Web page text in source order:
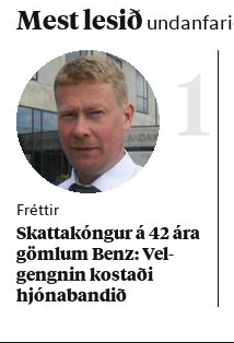
Mest lesið
1
Fréttir
Skattakóng­ur á 42 ára
göml­um Benz: Vel­
gengn­in kostaði
hjóna­band­ið